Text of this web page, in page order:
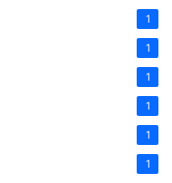
1
1
1
1
1
1